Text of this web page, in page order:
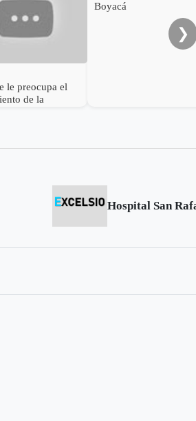
le preocupa el
de la
Boyacá
❯